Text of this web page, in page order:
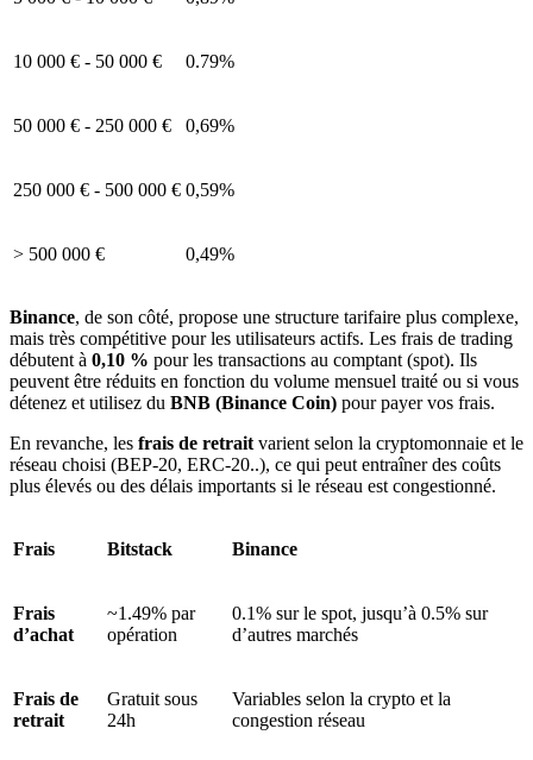
10 000 € - 50 000 € 0.79%
50 000 € - 250 000 € 0,69%
250 000 € - 500 000 € 0,59%
> 500 000 € 0,49%
Binance, de son côté, propose une structure tarifaire plus complexe,
mais très compétitive pour les utilisateurs actifs. Les frais de trading
débutent à 0,10 % pour les transactions au comptant (spot). Ils
peuvent être réduits en fonction du volume mensuel traité ou si vous
détenez et utilisez du BNB (Binance Coin) pour payer vos frais.
En revanche, les frais de retrait varient selon la cryptomonnaie et le
réseau choisi (BEP-20, ERC-20..), ce qui peut entraîner des coûts
plus élevés ou des délais importants si le réseau est congestionné.
Frais Bitstack Binance
Frais
d’achat
~1.49% par
opération
0.1% sur le spot, jusqu’à 0.5% sur
d’autres marchés
Frais de
retrait
Gratuit sous
24h
Variables selon la crypto et la
congestion réseau